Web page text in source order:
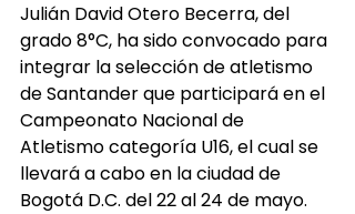
Julián David Otero Becerra, del
grado 8°C, ha sido convocado para
integrar la selección de atletismo
de Santander que participará en el
Campeonato Nacional de
Atletismo categoría U16, el cual se
llevará a cabo en la ciudad de
Bogotá D.C. del 22 al 24 de mayo.